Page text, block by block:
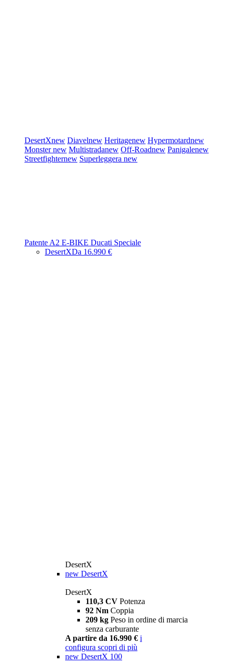
DesertXnew Diavelnew Heritagenew Hypermotardnew
Monsternew Multistradanew Off-Roadnew Panigalenew
Streetfighternew Superleggera new
Patente A2 E-BIKE Ducati Speciale
DesertXDa 16.990 €
DesertX
new DesertX
DesertX
110,3 CV Potenza
92 Nm Coppia
209 kg Peso in ordine di marcia
senza carburante
A partire da 16.990 € i
configura scopri di più
new DesertX 100